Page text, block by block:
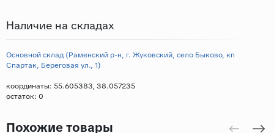
Наличие на складах
Основной склад (Раменский р-н, г. Жуковский, село Быково, кп
Спартак, Береговая ул., 1)
координаты: 55.605383, 38.057235
остаток: 0
Похожие товары